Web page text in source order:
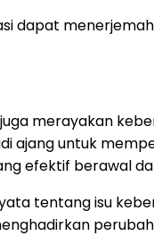
dapat
merayakan
ajang untuk
efektif berawal
tentang isu